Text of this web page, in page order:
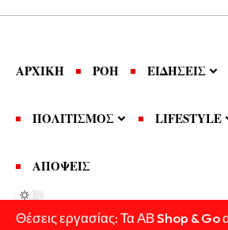
ΑΡΧΙΚΗ ΡΟΗ ΕΙΔΗΣΕΙΣ
ΠΟΛΙΤΙΣΜΟΣ LIFESTYLE
ΑΠΟΨΕΙΣ
Θέσεις εργασίας: Τα ΑΒ Shop &